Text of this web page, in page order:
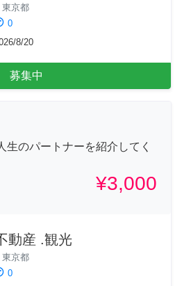
東京都
0
8/20
募集中
生のパートナーを紹介してく
¥3,000
動産 .観光
東京都
0